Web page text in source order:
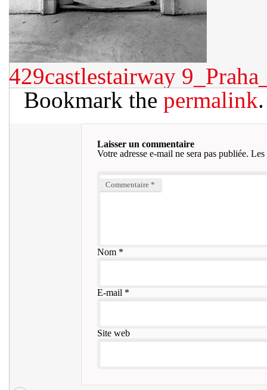
429castlestairway
Bookmark the permalink.
Laisser un commentaire
Votre adresse e-mail ne sera pas publiée. Les
Commentaire *
Nom*
E-mail *
Site web